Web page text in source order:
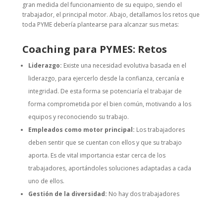
gran medida del funcionamiento de su equipo, siendo el
trabajador, el principal motor. Abajo, detallamos los retos que
toda PYME debería plantearse para alcanzar sus metas:
Coaching para PYMES: Retos
Liderazgo: Existe una necesidad evolutiva basada en el
liderazgo, para ejercerlo desde la confianza, cercanía e
integridad. De esta forma se potenciaría el trabajar de
forma comprometida por el bien común, motivando a los
equipos y reconociendo su trabajo.
Empleados como motor principal: Los trabajadores
deben sentir que se cuentan con ellos y que su trabajo
aporta. Es de vital importancia estar cerca de los
trabajadores, aportándoles soluciones adaptadas a cada
uno de ellos.
Gestión de la diversidad: No hay dos trabajadores